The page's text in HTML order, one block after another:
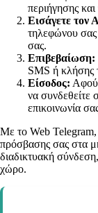
περιήγησης
Εισάγετε τον
τηλεφώνου σας
σας.
Επιβεβαίωση:
SMS ή κλήσης
Είσοδος: Αφού
να συνδεθείτε
επικοινωνία
Με το Web Telegram,
πρόσβασης σας στα
διαδικτυακή
χώρο.